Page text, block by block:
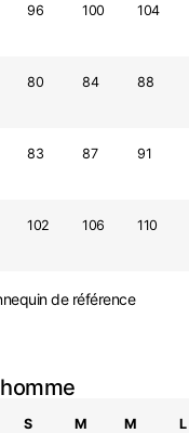
96 100 104
80 84 88
83 87 91
102 106 110
de référence
S M M L